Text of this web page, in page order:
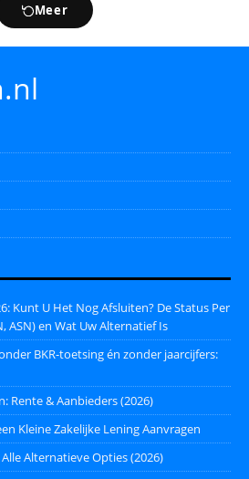
Meer
Kunt U Het Nog Afsluiten? De Status Per
ASN) en Wat Uw Alternatief Is
BKR-toetsing én zonder jaarcijfers:
Rente & Aanbieders (2026)
Kleine Zakelijke Lening Aanvragen
Alternatieve Opties (2026)